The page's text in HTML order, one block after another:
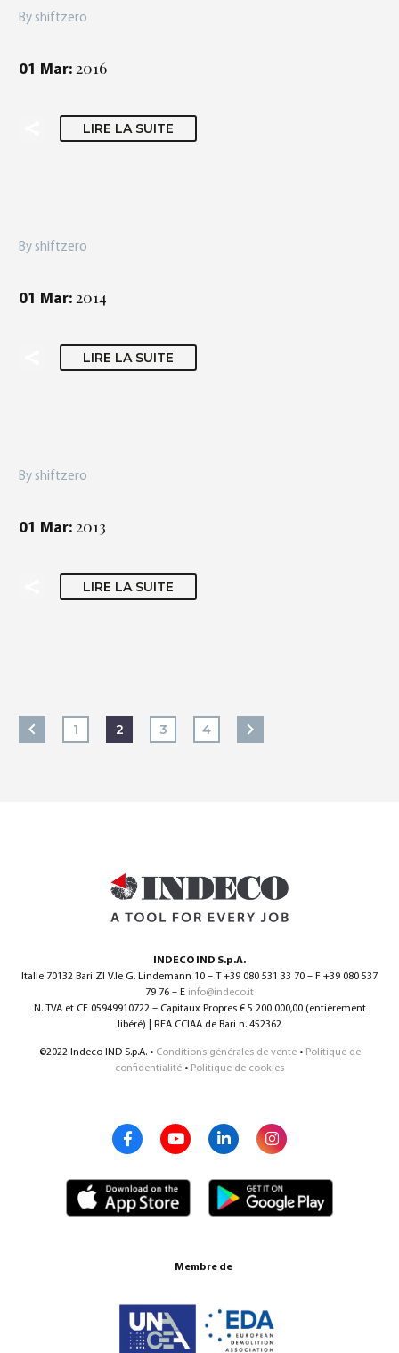
By shiftzero
01 Mar: 2016
LIRE LA SUITE
By shiftzero
01 Mar: 2014
LIRE LA SUITE
By shiftzero
01 Mar: 2013
LIRE LA SUITE
1 2 3 4
INDECO IND S.p.A.
Italie 70132 Bari ZI V.le G. Lindemann 10 – T +39 080 531 33 70 – F +39 080 537
79 76 – E info@indeco.it
N. TVA et CF 05949910722 – Capitaux Propres € 5 200 000,00 (entièrement
libéré) | REA CCIAA de Bari n. 452362
©2022 Indeco IND S.p.A. • Conditions générales de vente• Politique de
confidentialité • Politique de cookies
Membre de